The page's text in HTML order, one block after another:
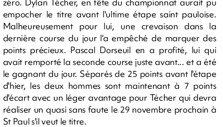
empocher le titre avant l'ultime étape saint pauloise.
Malheureusement pour lui, une crevaison dans la
dernière course du jour l'a empêché de marquer des
points précieux. Pascal Dorseuil en a profité, lui qui
avait remporté la seconde course juste avant... et a été
le gagnant du jour. Séparés de 25 points avant l'étape
d'hier, les deux hommes sont maintenant à 7 points
d'écart avec un léger avantage pour Técher qui devra
réaliser un quasi sans faute le 29 novembre prochain à
St Paul s'il veut le titre.